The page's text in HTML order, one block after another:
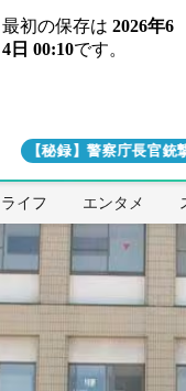
初の保存は 2026年6
日 00:10です。